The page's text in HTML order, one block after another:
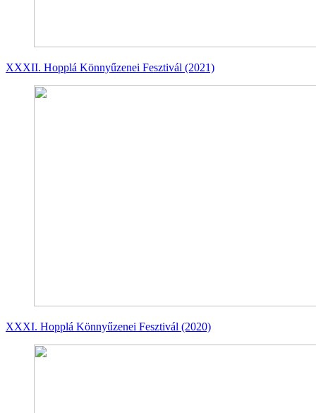
XXXII. Hopplá Könnyűzenei Fesztivál (2021)
XXXI. Hopplá Könnyűzenei Fesztivál (2020)